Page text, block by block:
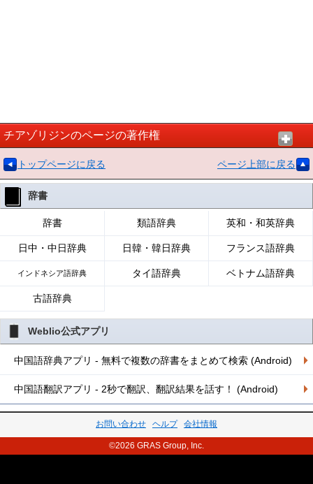
チアゾリジンのページの著作権
トップページに戻る ページ上部に戻る
辞書
辞書 類語辞典 英和・和英辞典
日中・中日辞典 日韓・韓日辞典 フランス語辞典
インドネシア語辞典 タイ語辞典 ベトナム語辞典
古語辞典
Weblio公式アプリ
中国語辞典アプリ - 無料で複数の辞書をまとめて検索 (Android)
中国語翻訳アプリ - 2秒で翻訳、翻訳結果を話す！ (Android)
お問い合わせ ヘルプ 会社情報
©2026 GRAS Group, Inc.